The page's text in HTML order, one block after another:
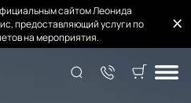
сайтом Леонида
предоставляющий услуги по
на мероприятия.